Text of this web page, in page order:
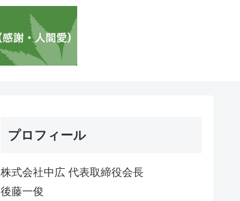
プロフィール
株式会社中広 代表取締役会長
後藤一俊